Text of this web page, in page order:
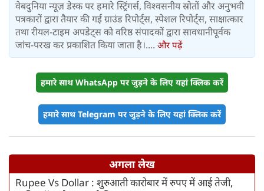
वेबदुनिया न्यूज़ डेस्क पर हमारे स्ट्रिंगर्स, विश्वसनीय स्रोतों और अनुभवी
पत्रकारों द्वारा तैयार की गई ग्राउंड रिपोर्ट्स, स्पेशल रिपोर्ट्स, साक्षात्कार
तथा रीयल-टाइम अपडेट्स को वरिष्ठ संपादकों द्वारा सावधानीपूर्वक
जांच-परख कर प्रकाशित किया जाता है।.... और पढ़ें
हमारे साथ WhatsApp पर जुड़ने के लिए यहां क्लिक करें
हमारे साथ Telegram पर जुड़ने के लिए यहां क्लिक करें
अगला लेख
Rupee Vs Dollar : शुरुआती कारोबार में रुपए में आई तेजी,